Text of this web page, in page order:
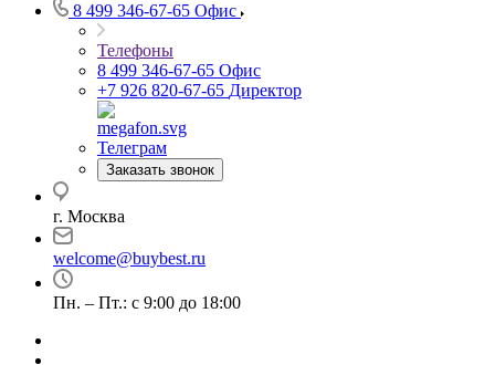
8 499 346-67-65 Офис
Телефоны
8 499 346-67-65 Офис
+7 926 820-67-65 Директор
Телеграм
Заказать звонок
г. Москва
welcome@buybest.ru
Пн. – Пт.: с 9:00 до 18:00